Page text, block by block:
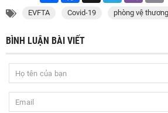
EVFTA Covid-19 phòng vệ
BÌNH LUẬN BÀI VIẾT